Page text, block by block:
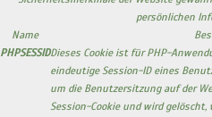
persönlichen
Name
PHPSESSIDDieses Cookie ist für PHP-
eindeutige Session-ID eines
um die Benutzersitzung auf der
Session-Cookie und wird